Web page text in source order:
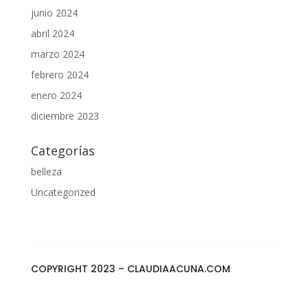
junio 2024
abril 2024
marzo 2024
febrero 2024
enero 2024
diciembre 2023
Categorías
belleza
Uncategorized
COPYRIGHT 2023 – CLAUDIAACUNA.COM